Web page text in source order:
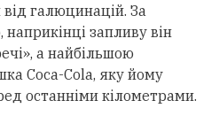
галюцинацій. За
запливу він
а найбільшою
Coca-Cola, яку йому
останніми кілометрами.